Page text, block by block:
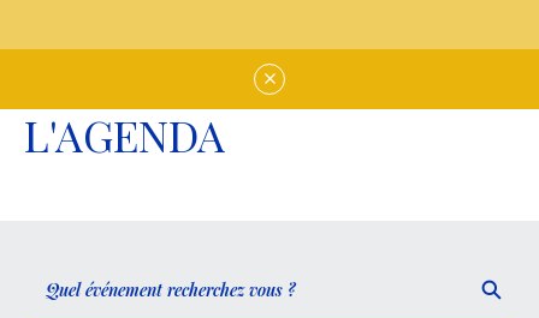
L'AGENDA